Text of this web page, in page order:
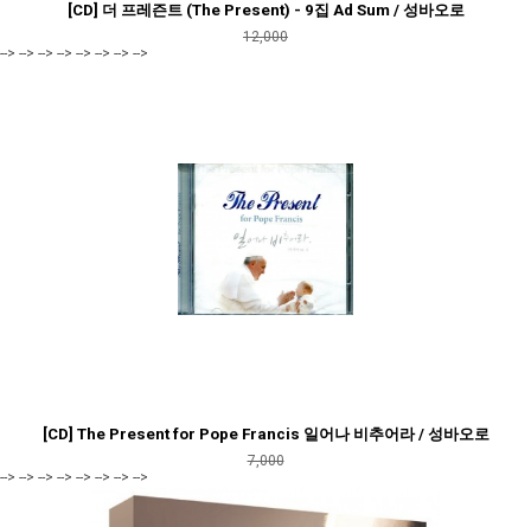
[CD] 더 프레즌트 (The Present) - 9집 Ad Sum / 성바오로
12,000
--> --> --> --> --> --> --> -->
[CD] The Present for Pope Francis 일어나 비추어라 / 성바오로
7,000
--> --> --> --> --> --> --> -->